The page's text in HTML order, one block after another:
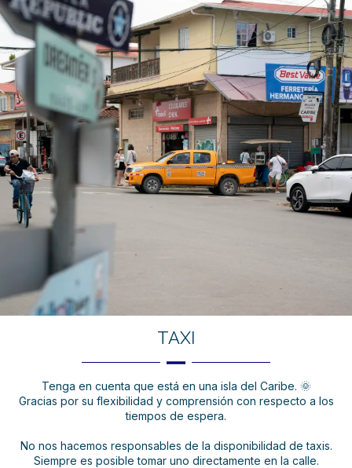
TAXI
Tenga en cuenta que está en una isla del Caribe. 🌞
Gracias por su flexibilidad y comprensión con respecto a los
tiempos de espera.
No nos hacemos responsables de la disponibilidad de taxis.
Siempre es posible tomar uno directamente en la calle.